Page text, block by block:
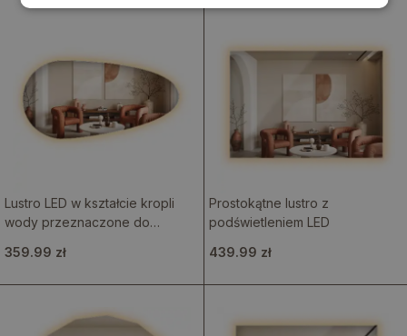
Lustro LED w kształcie kropli
wody przeznaczone do
359.99 zł
Prostokątne lustro z
podświetleniem LED
439.99 zł